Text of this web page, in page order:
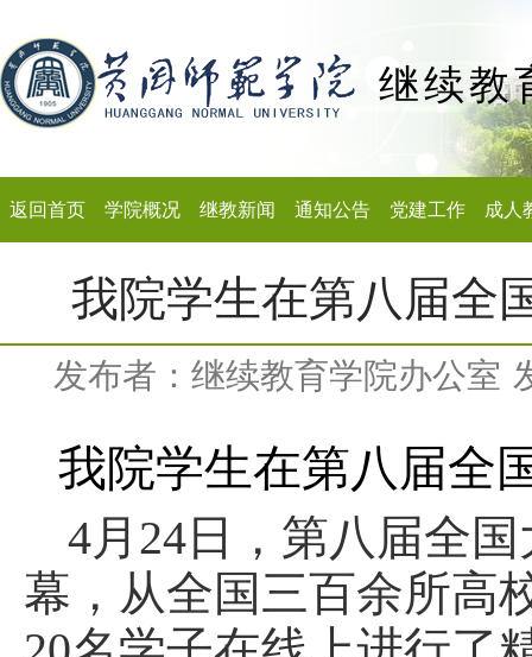
继续教
返回首页 学院概况 继教新闻 通知公告 党建工作 成人
我院学生在第八届全
发布者：继续教育学院办公室
我院学生在第八届全
4月 24 日，第八届全
幕，从全国三百余所高